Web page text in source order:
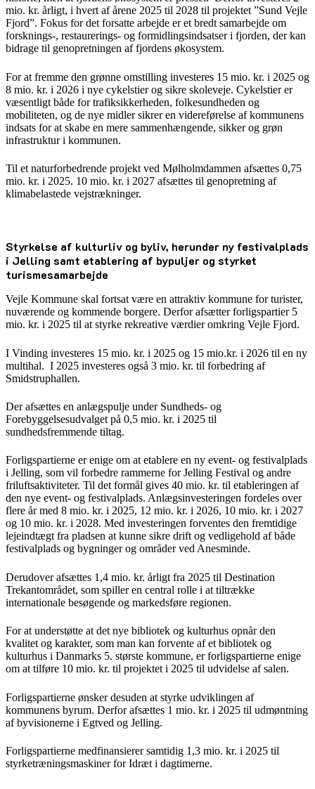
mio. kr. årligt, i hvert af årene 2025 til 2028 til projektet ”Sund Vejle
Fjord”. Fokus for det forsatte arbejde er et bredt samarbejde om
forsknings-, restaurerings- og formidlingsindsatser i fjorden, der kan
bidrage til genopretningen af fjordens økosystem.
For at fremme den grønne omstilling investeres 15 mio. kr. i 2025 og
8 mio. kr. i 2026 i nye cykelstier og sikre skoleveje. Cykelstier er
væsentligt både for trafiksikkerheden, folkesundheden og
mobiliteten, og de nye midler sikrer en videreførelse af kommunens
indsats for at skabe en mere sammenhængende, sikker og grøn
infrastruktur i kommunen.
Til et naturforbedrende projekt ved Mølholmdammen afsættes 0,75
mio. kr. i 2025. 10 mio. kr. i 2027 afsættes til genopretning af
klimabelastede vejstrækninger.
Styrkelse af kulturliv og byliv, herunder ny festivalplads
i Jelling samt etablering af bypuljer og styrket
turismesamarbejde
Vejle Kommune skal fortsat være en attraktiv kommune for turister,
nuværende og kommende borgere. Derfor afsætter forligspartier 5
mio. kr. i 2025 til at styrke rekreative værdier omkring Vejle Fjord.
I Vinding investeres 15 mio. kr. i 2025 og 15 mio.kr. i 2026 til en ny
multihal. I 2025 investeres også 3 mio. kr. til forbedring af
Smidstruphallen.
Der afsættes en anlægspulje under Sundheds- og
Forebyggelsesudvalget på 0,5 mio. kr. i 2025 til
sundhedsfremmende tiltag.
Forligspartierne er enige om at etablere en ny event- og festivalplads
i Jelling, som vil forbedre rammerne for Jelling Festival og andre
friluftsaktiviteter. Til det formål gives 40 mio. kr. til etableringen af
den nye event- og festivalplads. Anlægsinvesteringen fordeles over
flere år med 8 mio. kr. i 2025, 12 mio. kr. i 2026, 10 mio. kr. i 2027
og 10 mio. kr. i 2028. Med investeringen forventes den fremtidige
lejeindtægt fra pladsen at kunne sikre drift og vedligehold af både
festivalplads og bygninger og områder ved Anesminde.
Derudover afsættes 1,4 mio. kr. årligt fra 2025 til Destination
Trekantområdet, som spiller en central rolle i at tiltrække
internationale besøgende og markedsføre regionen.
For at understøtte at det nye bibliotek og kulturhus opnår den
kvalitet og karakter, som man kan forvente af et bibliotek og
kulturhus i Danmarks 5. største kommune, er forligspartierne enige
om at tilføre 10 mio. kr. til projektet i 2025 til udvidelse af salen.
Forligspartierne ønsker desuden at styrke udviklingen af
kommunens byrum. Derfor afsættes 1 mio. kr. i 2025 til udmøntning
af byvisionerne i Egtved og Jelling.
Forligspartierne medfinansierer samtidig 1,3 mio. kr. i 2025 til
styrketræningsmaskiner for Idræt i dagtimerne.